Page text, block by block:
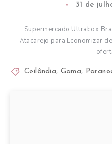
31 de
Supermercado Ultrabox
Atacarejo para Economizar
Ceilândia, Gama,